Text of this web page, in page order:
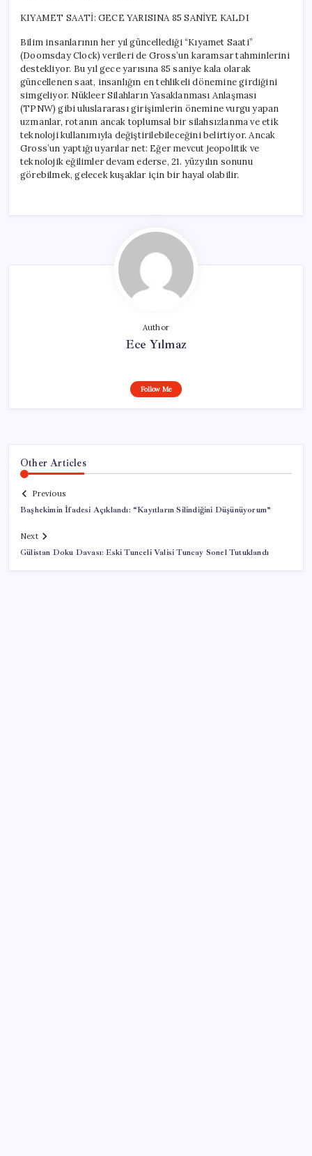
KIYAMET SAATİ: GECE YARISINA 85 SANİYE KALDI
Bilim insanlarının her yıl güncellediği “Kıyamet Saati”
(Doomsday Clock) verileri de Gross’un karamsar tahminlerini
destekliyor. Bu yıl gece yarısına 85 saniye kala olarak
güncellenen saat, insanlığın en tehlikeli dönemine girdiğini
simgeliyor. Nükleer Silahların Yasaklanması Anlaşması
(TPNW) gibi uluslararası girişimlerin önemine vurgu yapan
uzmanlar, rotanın ancak toplumsal bir silahsızlanma ve etik
teknoloji kullanımıyla değiştirilebileceğini belirtiyor. Ancak
Gross’un yaptığı uyarılar net: Eğer mevcut jeopolitik ve
teknolojik eğilimler devam ederse, 21. yüzyılın sonunu
görebilmek, gelecek kuşaklar için bir hayal olabilir.
Author
Ece Yılmaz
Follow Me
Other Articles
Previous
Başhekimin İfadesi Açıklandı: “Kayıtların Silindiğini Düşünüyorum”
Next
Gülistan Doku Davası: Eski Tunceli Valisi Tuncay Sonel Tutuklandı